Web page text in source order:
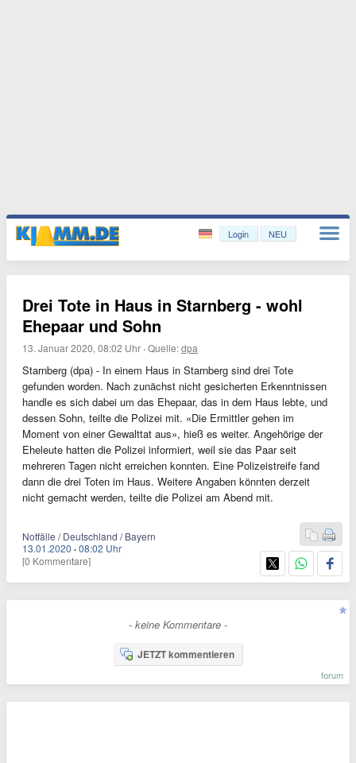
Login NEU
Drei Tote in Haus in Starnberg - wohl
Ehepaar und Sohn
13. Januar 2020, 08:02 Uhr ·Quelle:dpa
Starnberg (dpa) - In einem Haus in Starnberg sind drei Tote
gefunden worden. Nach zunächst nicht gesicherten Erkenntnissen
handle es sich dabei um das Ehepaar, das in dem Haus lebte, und
dessen Sohn, teilte die Polizei mit. «Die Ermittler gehen im
Moment von einer Gewalttat aus», hieß es weiter. Angehörige der
Eheleute hatten die Polizei informiert, weil sie das Paar seit
mehreren Tagen nicht erreichen konnten. Eine Polizeistreife fand
dann die drei Toten im Haus. Weitere Angaben könnten derzeit
nicht gemacht werden, teilte die Polizei am Abend mit.
Notfälle / Deutschland / Bayern
13.01.2020 ·08:02 Uhr
[0 Kommentare]
- keine Kommentare -
JETZT kommentieren
forum